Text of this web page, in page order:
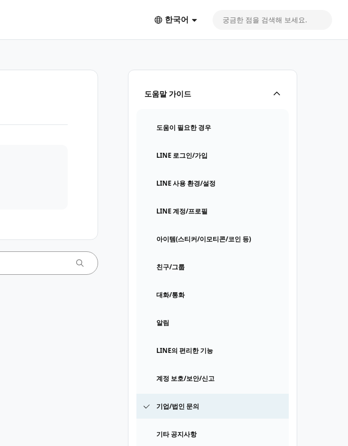
한국어
도움말 가이드
도움이 필요한 경우
LINE 로그인/가입
LINE 사용 환경/설정
LINE 계정/프로필
아이템(스티커/이모티콘/코인 등)
친구/그룹
대화/통화
알림
LINE의 편리한 기능
계정 보호/보안/신고
기업/법인 문의
기타 공지사항